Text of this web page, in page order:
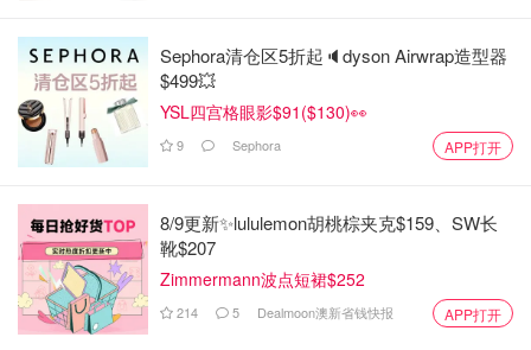
Sephora清仓区5折起🔈dyson Airwrap造型器
$499💥
YSL四宫格眼影$91($130)👀
9 Sephora APP打开
8/9更新✨lululemon胡桃棕夹克$159、SW长
靴$207
Zimmermann波点短裙$252
214 5 Dealmoon澳新省钱快报 APP打开